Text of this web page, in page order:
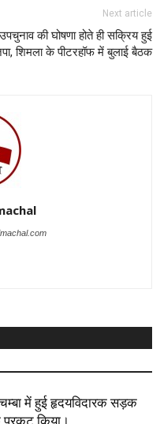
Next article
उपचुनाव की घोषणा होते ही सक्रिय हुई
शिमला के पीटरहॉफ में बुलाई बैठक
में हुई हृदयविदारक सड़क
प्रकट किया।